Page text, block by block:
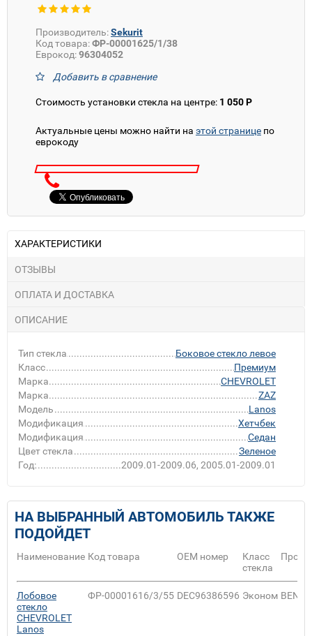
Производитель:Sekurit
Код товара:ФР-00001625/1/38
Еврокод:96304052
Добавить в сравнение
Стоимость установки стекла на центре: 1 050 Р
Актуальные цены можно найти на этой странице по
еврокоду
ХАРАКТЕРИСТИКИ
ОТЗЫВЫ
ОПЛАТА И ДОСТАВКА
ОПИСАНИЕ
Тип стекла
Боковое стекло левое
Класс
Премиум
Марка
CHEVROLET
Марка
ZAZ
Модель
Lanos
Модификация
Хетчбек
Модификация
Седан
Цвет стекла
Зеленое
Год:
2009.01-2009.06, 2005.01-2009.01
НА ВЫБРАННЫЙ АВТОМОБИЛЬ ТАКЖЕ
ПОДОЙДЕТ
Наименование Код товара ОЕМ номер
Класс
стекла
Лобовое
стекло
CHEVROLET
Lanos
ФР-00001616/3/55 DEC96386596 Эконом